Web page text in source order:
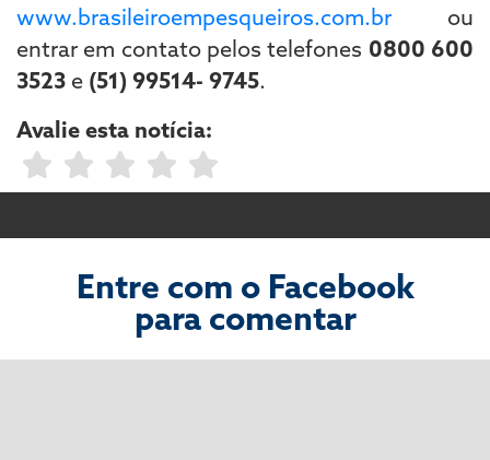
www.brasileiroempesqueiros.com.br ou
entrar em contato pelos telefones 0800 600
3523 e (51) 99514- 9745.
Avalie esta notícia:
Entre com o Facebook
para comentar